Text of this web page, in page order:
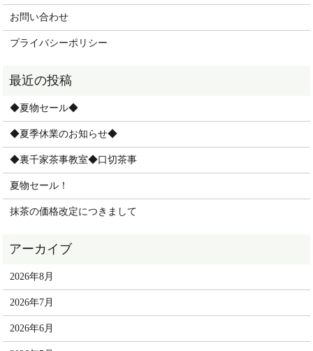
お問い合わせ
プライバシーポリシー
◆夏物セール◆
◆夏季休業のお知らせ◆
◆裏千家茶事教室◆口切茶事
夏物セール！
抹茶の価格改定につきまして
2026年8月
2026年7月
2026年6月